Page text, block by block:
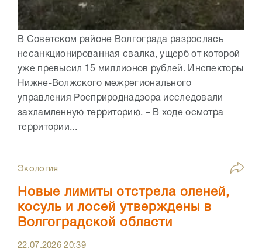
В Советском районе Волгограда разрослась
несанкционированная свалка, ущерб от которой
уже превысил 15 миллионов рублей. Инспекторы
Нижне-Волжского межрегионального
управления Росприроднадзора исследовали
захламленную территорию. – В ходе осмотра
территории...
Экология
Новые лимиты отстрела оленей,
косуль и лосей утверждены в
Волгоградской области
22.07.202620:39